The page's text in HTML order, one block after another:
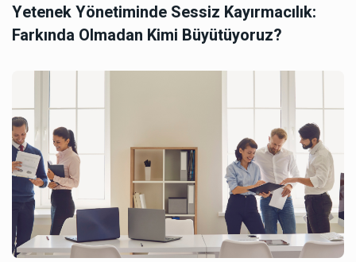
Yetenek Yönetiminde Sessiz Kayırmacılık:
Farkında Olmadan Kimi Büyütüyoruz?